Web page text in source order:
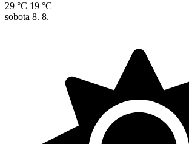
29 °C 19 °C
sobota 8. 8.